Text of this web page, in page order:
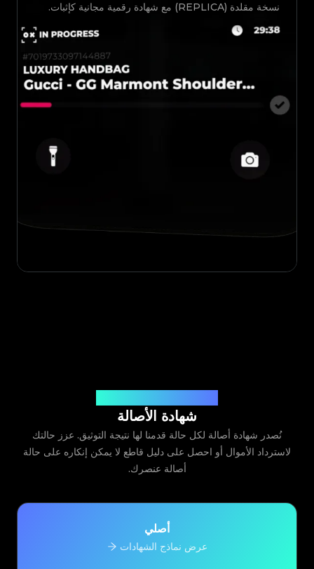
نسخة مقلدة (REPLICA) مع شهادة رقمية مجانية كإثبات.
شهادة الأصالة
نُصدر شهادة أصالة لكل حالة قدمنا لها نتيجة التوثيق. عزز حالتك
لاسترداد الأموال أو احصل على دليل قاطع لا يمكن إنكاره على حالة
أصالة عنصرك.
أصلي
عرض نماذج الشهادات